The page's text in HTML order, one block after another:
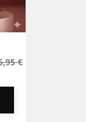
€Precio